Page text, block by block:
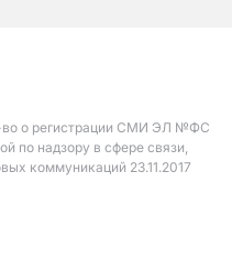
о регистрации СМИ ЭЛ №ФС
по надзору в сфере связи,
коммуникаций 23.11.2017